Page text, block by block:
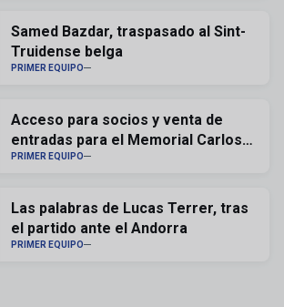
Samed Bazdar, traspasado al Sint-
Truidense belga
PRIMER EQUIPO
Acceso para socios y venta de
entradas para el Memorial Carlos
Lapetra
PRIMER EQUIPO
Las palabras de Lucas Terrer, tras
el partido ante el Andorra
PRIMER EQUIPO